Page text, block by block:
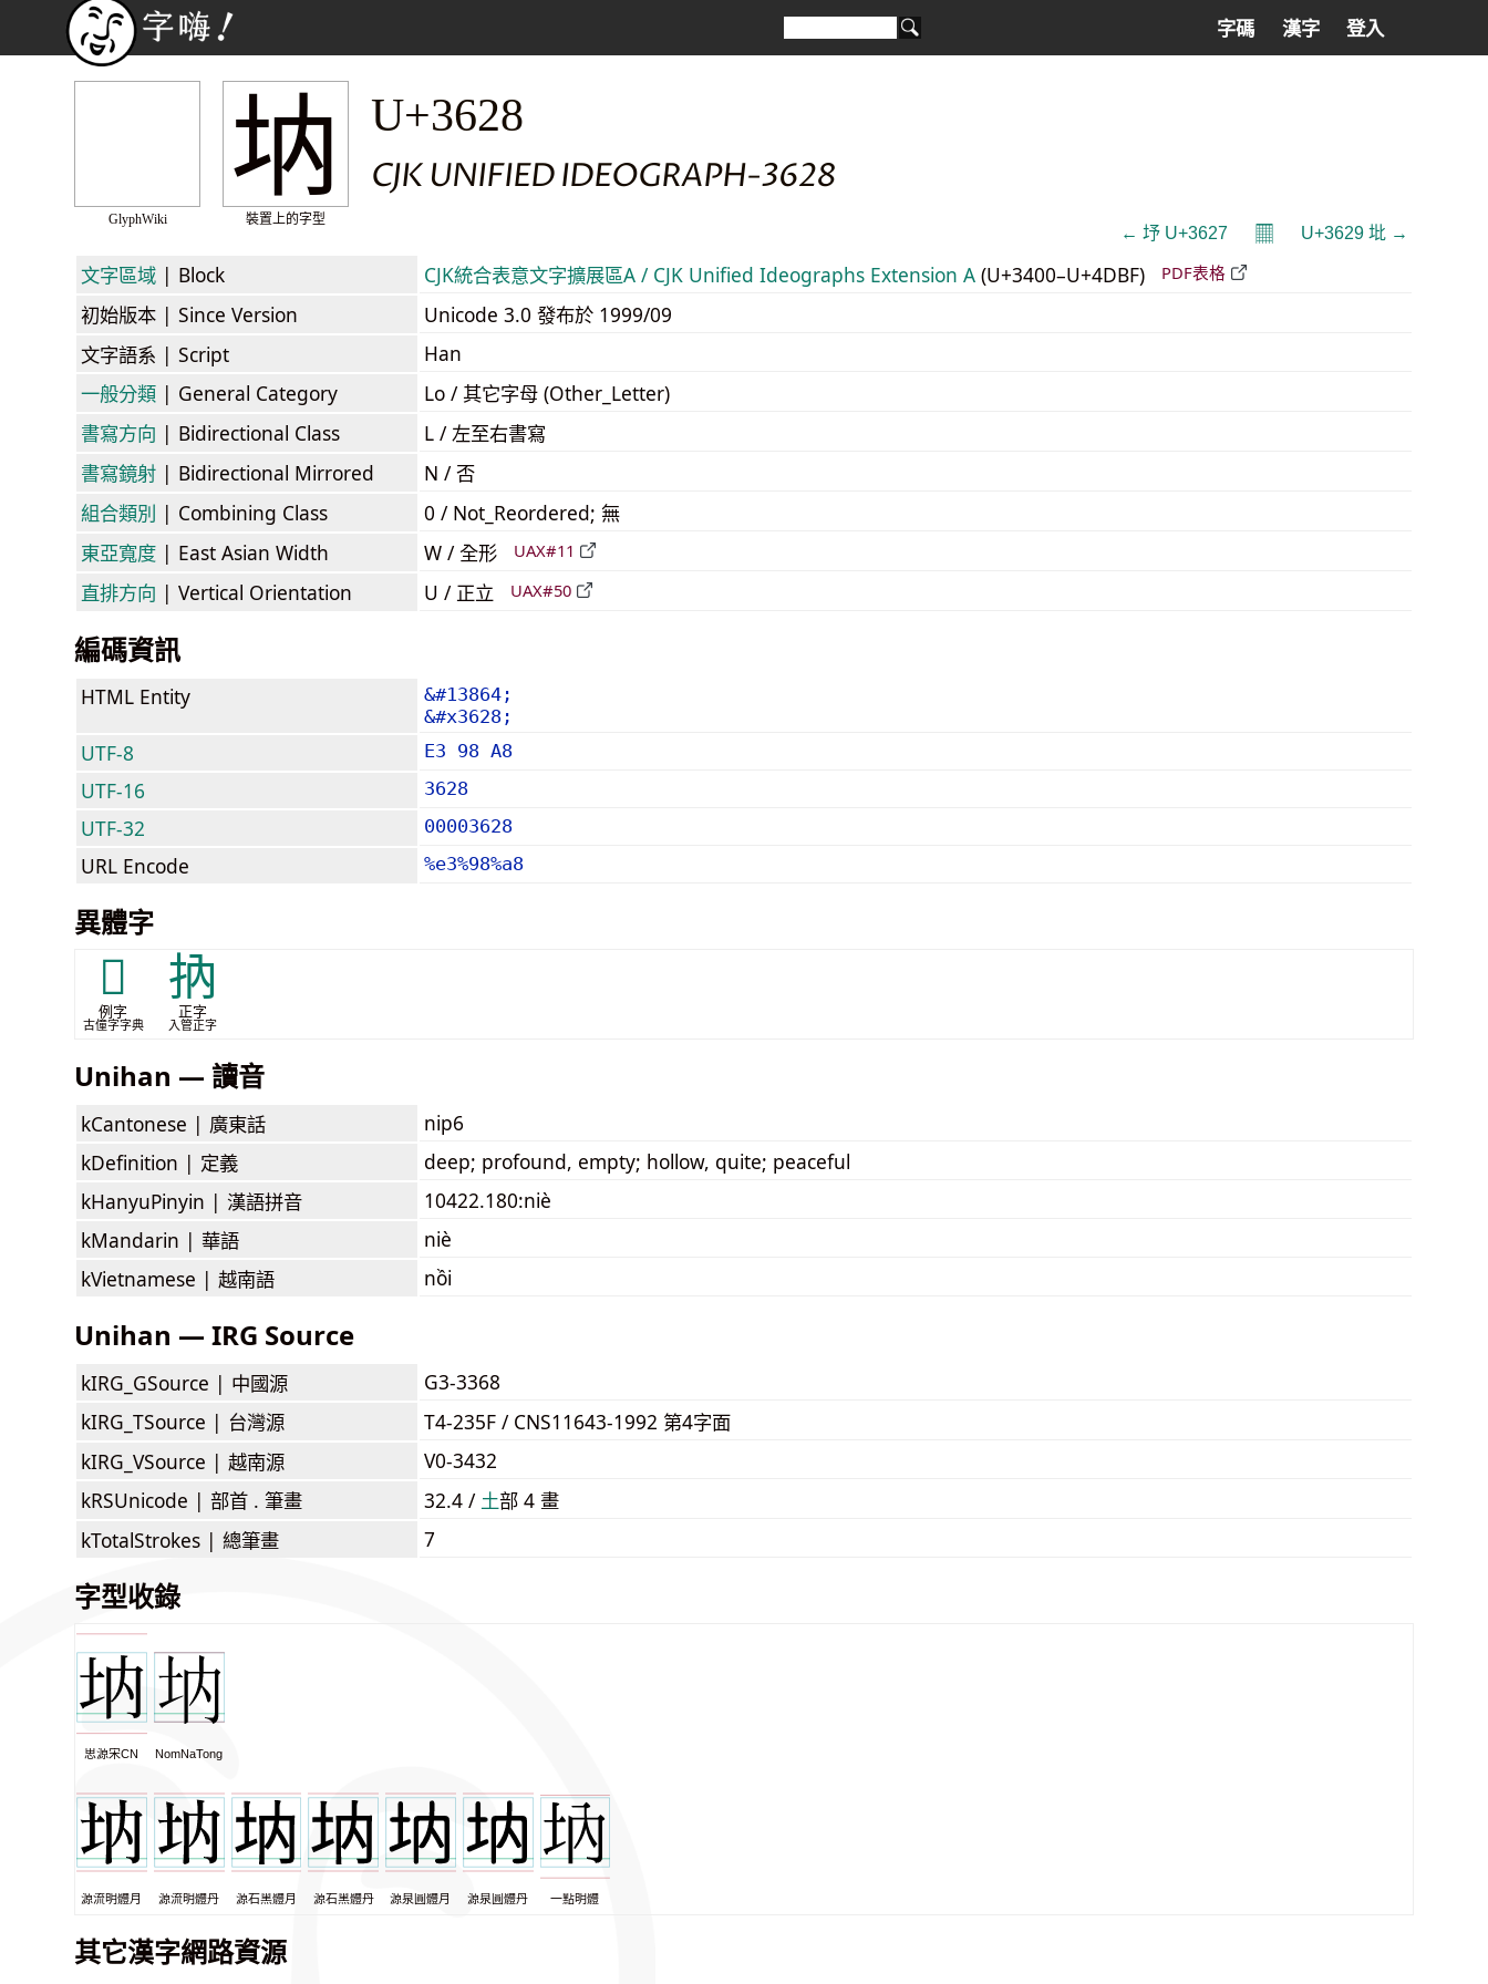
字碼 漢字 登入
GlyphWiki
㘨
裝置上的字型
U+3628
CJK UNIFIED IDEOGRAPH-3628
← 㘧 U+3627 𝄜 U+3629 㘩 →
文字區域 | Block CJK統合表意文字擴展區A / CJK Unified Ideographs Extension A (U+3400–U+4DBF) PDF表格
初始版本 | Since Version
Unicode 3.0 發布於 1999/09
文字語系 | Script
Han
一般分類 | General Category
Lo / 其它字母 (Other_Letter)
書寫方向 | Bidirectional Class
L / 左至右書寫
書寫鏡射 | Bidirectional Mirrored
N / 否
組合類別 | Combining Class
0 / Not_Reordered; 無
東亞寬度 | East Asian Width W / 全形 UAX#11
直排方向 | Vertical Orientation U / 正立 UAX#50
編碼資訊
HTML Entity
&#13864;
&#x3628;
UTF-8 E3 98 A8
UTF-16 3628
UTF-32 00003628
URL Encode %e3%98%a8
異體字
𫶘
例字
古僮字字典
抐
正字
入管正字
Unihan — 讀音
kCantonese | 廣東話
nip6
kDefinition | 定義
deep; profound, empty; hollow, quite; peaceful
kHanyuPinyin | 漢語拼音
10422.180:niè
kMandarin | 華語
niè
kVietnamese | 越南語 nồi
Unihan — IRG Source
kIRG_GSource | 中國源
G3-3368
kIRG_TSource | 台灣源
T4-235F / CNS11643-1992 第4字面
kIRG_VSource | 越南源
V0-3432
kRSUnicode | 部首 . 筆畫 32.4 / ⼟部 4 畫
kTotalStrokes | 總筆畫 7
字型收錄
思源宋CN NomNaTong
源流明體月 源流明體丹 源石黑體月 源石黑體丹 源泉圓體月 源泉圓體丹 一點明體
其它漢字網路資源